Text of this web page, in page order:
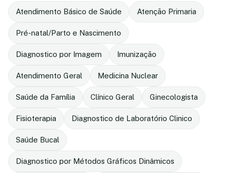
Atendimento Básico de Saúde Atenção Primaria
Pré-natal/Parto e Nascimento
Diagnostico por Imagem Imunização
Atendimento Geral Medicina Nuclear
Saúde da Família Clínico Geral Ginecologista
Fisioterapia Diagnostico de Laboratório Clinico
Saúde Bucal
Diagnostico por Métodos Gráficos Dinâmicos